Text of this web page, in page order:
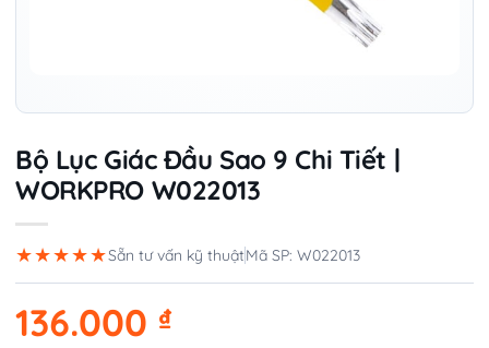
Bộ Lục Giác Đầu Sao 9 Chi Tiết |
WORKPRO W022013
★★★★★Sẵn tư vấn kỹ thuậtMã SP: W022013
136.000 ₫